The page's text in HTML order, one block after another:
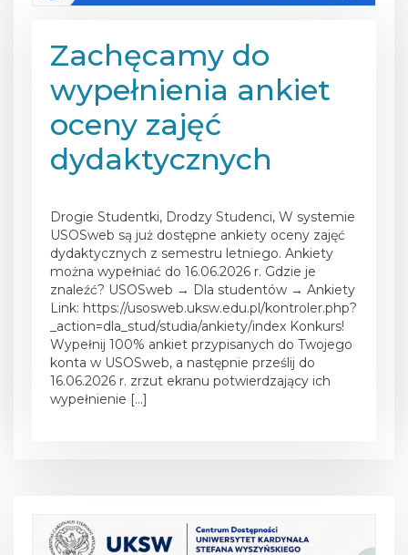
Zachęcamy do
wypełnienia ankiet
oceny zajęć
dydaktycznych
Drogie Studentki, Drodzy Studenci, W systemie
USOSweb są już dostępne ankiety oceny zajęć
dydaktycznych z semestru letniego. Ankiety
można wypełniać do 16.06.2026 r. Gdzie je
znaleźć? USOSweb → Dla studentów → Ankiety
Link: https://usosweb.uksw.edu.pl/kontroler.php?
_action=dla_stud/studia/ankiety/index Konkurs!
Wypełnij 100% ankiet przypisanych do Twojego
konta w USOSweb, a następnie prześlij do
16.06.2026 r. zrzut ekranu potwierdzający ich
wypełnienie […]